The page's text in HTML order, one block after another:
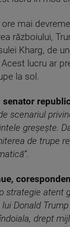
mai
războiului,
Kharg, de
lucru ar
la sol.
senator
scenariul
greșește.
de trupe
strategie atent
Donald
drept